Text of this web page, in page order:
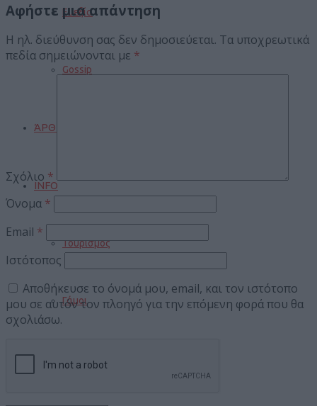
Ευεξία
Gossip
ΆΡΘΡΑ
INFO
Τουρισμός
Γάμοι
Αφήστε μια απάντηση
Η ηλ. διεύθυνση σας δεν δημοσιεύεται. Τα υποχρεωτικά
πεδία σημειώνονται με *
Σχόλιο *
Όνομα *
Email *
Ιστότοπος
Αποθήκευσε το όνομά μου, email, και τον ιστότοπο
μου σε αυτόν τον πλοηγό για την επόμενη φορά που θα
σχολιάσω.